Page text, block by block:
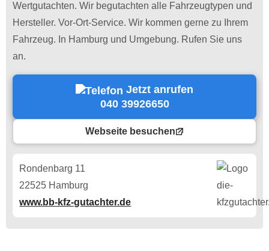
Wertgutachten. Wir begutachten alle Fahrzeugtypen und
Hersteller. Vor-Ort-Service. Wir kommen gerne zu Ihrem
Fahrzeug. In Hamburg und Umgebung. Rufen Sie uns
an.
Jetzt anrufen
040 39926650
Webseite besuchen
Rondenbarg 11
22525 Hamburg
www.bb-kfz-gutachter.de